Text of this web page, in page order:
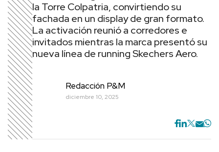
la Torre Colpatria, convirtiendo su
fachada en un display de gran formato.
La activación reunió a corredores e
invitados mientras la marca presentó su
nueva línea de running Skechers Aero.
Redacción P&M
diciembre 10, 2025